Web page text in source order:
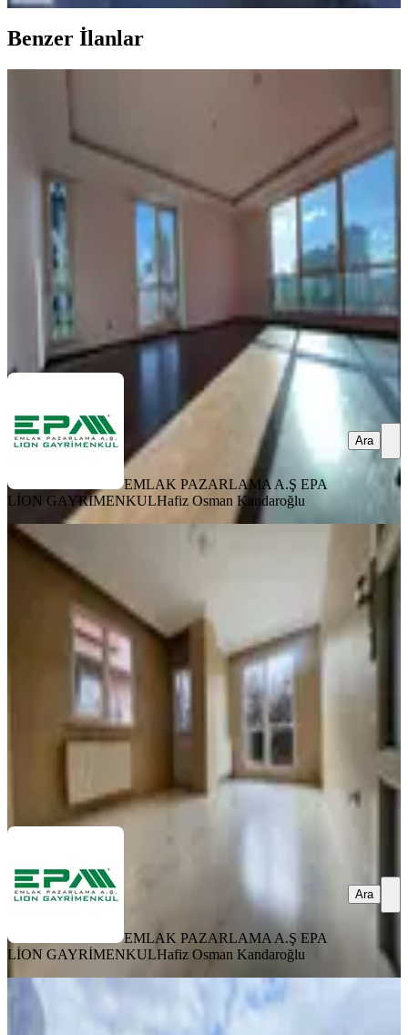
Benzer İlanlar
Ümraniye, Şerifali Mahallesi
145 m²·1. Kat 26.06.2026
12.980.000 ₺
EMLAK PAZARLAMA A.Ş EPA LİON GAYRİMENKULHafiz
Osman Kandaroğlu
EMLAK PAZARLAMA A.Ş EPA
LİON GAYRİMENKULHafiz Osman Kandaroğlu
Ara
ÖNE ÇIKAN
Finans Merkezine Komşu Güney
Ümraniye, Çakmak Mahallesi
2+1 ·80 m²· 19.02.2026
5.450.000 ₺
Hafiz
EMLAK PAZARLAMA A.Ş EPA
LİON GAYRİMENKULHafiz Osman Kandaroğlu
Ara
ÖNE ÇIKAN
Ümraniye Tantavide 3+1 Geniş Teraslı
Fırsat Daire